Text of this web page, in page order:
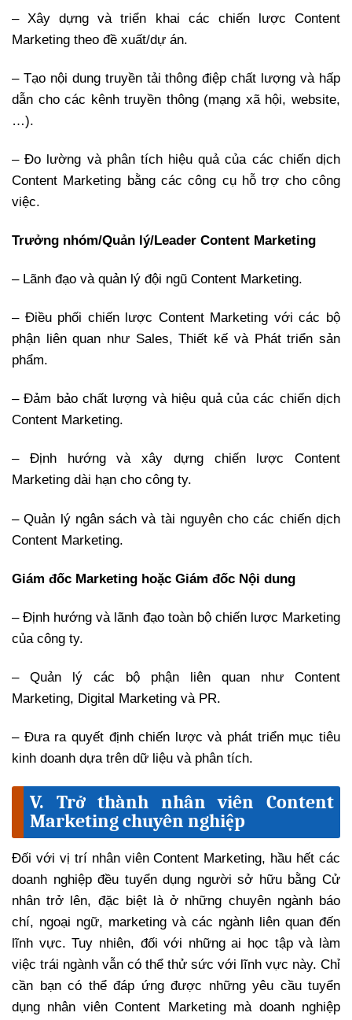
– Xây dựng và triển khai các chiến lược Content
Marketing theo đề xuất/dự án.
– Tạo nội dung truyền tải thông điệp chất lượng và hấp
dẫn cho các kênh truyền thông (mạng xã hội, website,
…).
– Đo lường và phân tích hiệu quả của các chiến dịch
Content Marketing bằng các công cụ hỗ trợ cho công
việc.
Trưởng nhóm/Quản lý/Leader Content Marketing
– Lãnh đạo và quản lý đội ngũ Content Marketing.
– Điều phối chiến lược Content Marketing với các bộ
phận liên quan như Sales, Thiết kế và Phát triển sản
phẩm.
– Đảm bảo chất lượng và hiệu quả của các chiến dịch
Content Marketing.
– Định hướng và xây dựng chiến lược Content
Marketing dài hạn cho công ty.
– Quản lý ngân sách và tài nguyên cho các chiến dịch
Content Marketing.
Giám đốc Marketing hoặc Giám đốc Nội dung
– Định hướng và lãnh đạo toàn bộ chiến lược Marketing
của công ty.
– Quản lý các bộ phận liên quan như Content
Marketing, Digital Marketing và PR.
– Đưa ra quyết định chiến lược và phát triển mục tiêu
kinh doanh dựa trên dữ liệu và phân tích.
V. Trở thành nhân viên Content
Marketing chuyên nghiệp
Đối với vị trí nhân viên Content Marketing, hầu hết các
doanh nghiệp đều tuyển dụng người sở hữu bằng Cử
nhân trở lên, đặc biệt là ở những chuyên ngành báo
chí, ngoại ngữ, marketing và các ngành liên quan đến
lĩnh vực. Tuy nhiên, đối với những ai học tập và làm
việc trái ngành vẫn có thể thử sức với lĩnh vực này. Chỉ
cần bạn có thể đáp ứng được những yêu cầu tuyển
dụng nhân viên Content Marketing mà doanh nghiệp